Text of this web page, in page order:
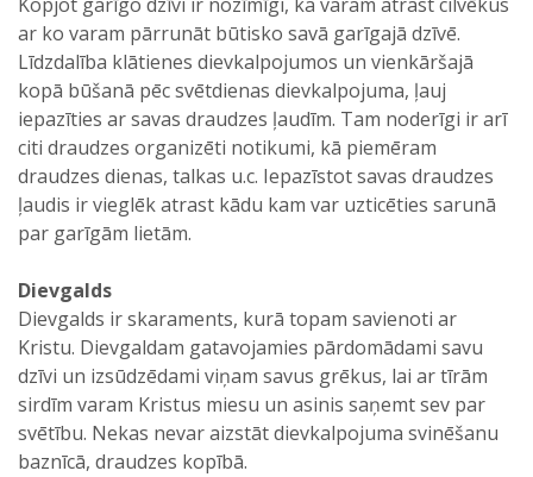
ar ko varam pārrunāt būtisko savā garīgajā dzīvē.
Līdzdalība klātienes dievkalpojumos un vienkāršajā
kopā būšanā pēc svētdienas dievkalpojuma, ļauj
iepazīties ar savas draudzes ļaudīm. Tam noderīgi ir arī
citi draudzes organizēti notikumi, kā piemēram
draudzes dienas, talkas u.c. Iepazīstot savas draudzes
ļaudis ir vieglēk atrast kādu kam var uzticēties sarunā
par garīgām lietām.
Dievgalds
Dievgalds ir skaraments, kurā topam savienoti ar
Kristu. Dievgaldam gatavojamies pārdomādami savu
dzīvi un izsūdzēdami viņam savus grēkus, lai ar tīrām
sirdīm varam Kristus miesu un asinis saņemt sev par
svētību. Nekas nevar aizstāt dievkalpojuma svinēšanu
baznīcā, draudzes kopībā.